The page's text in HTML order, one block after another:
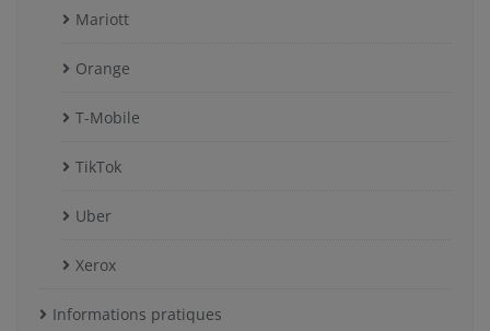
Mariott
Orange
T-Mobile
TikTok
Uber
Xerox
Informations pratiques